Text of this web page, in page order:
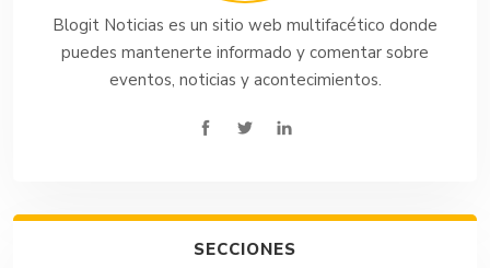
Blogit Noticias es un sitio web multifacético donde
puedes mantenerte informado y comentar sobre
eventos, noticias y acontecimientos.
SECCIONES